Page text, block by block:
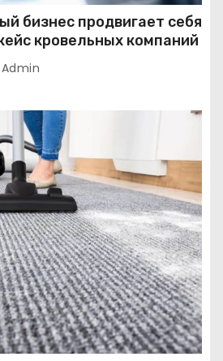
бизнес продвигает себя
кровельных компаний
Admin